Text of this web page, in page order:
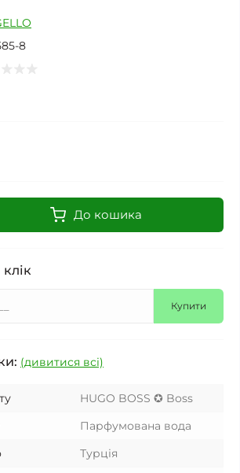
8
До кошика
Купити
(дивитися всі)
HUGO BOSS ✪ Boss
Парфумована вода
Турція